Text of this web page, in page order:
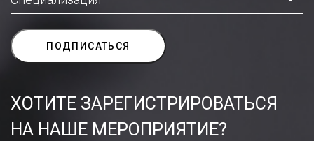
ХОТИТЕ ЗАРЕГИСТРИРОВАТЬСЯ
НА НАШЕ МЕРОПРИЯТИЕ?